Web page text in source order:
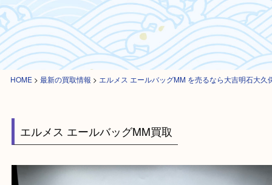
HOME
エルメス エールバッグMM買取